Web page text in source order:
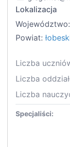
Lokalizacja
Województwo:
Powiat:
Liczba
Liczba
Liczba
Specjaliści: